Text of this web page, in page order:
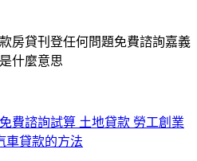
房貸刊登任何問題免費諮詢嘉義
什麼意思
費諮詢試算 土地貸款 勞工創業
車貸款的方法